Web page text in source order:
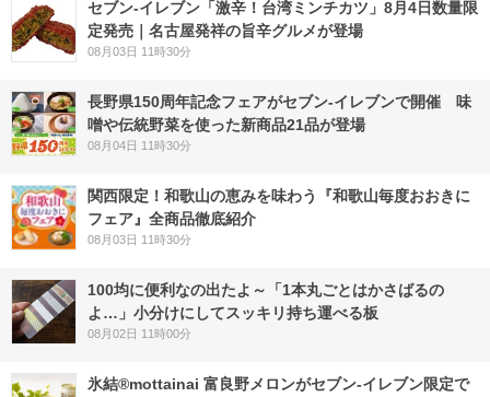
セブン-イレブン「激辛！台湾ミンチカツ」8月4日数量限
定発売｜名古屋発祥の旨辛グルメが登場
08月03日 11時30分
長野県150周年記念フェアがセブン-イレブンで開催 味
噌や伝統野菜を使った新商品21品が登場
08月04日 11時30分
関西限定！和歌山の恵みを味わう『和歌山毎度おおきに
フェア』全商品徹底紹介
08月03日 11時30分
100均に便利なの出たよ～「1本丸ごとはかさばるの
よ…」小分けにしてスッキリ持ち運べる板
08月02日 11時00分
氷結®mottainai 富良野メロンがセブン‐イレブン限定で